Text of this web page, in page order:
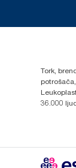
Tork,
36.000